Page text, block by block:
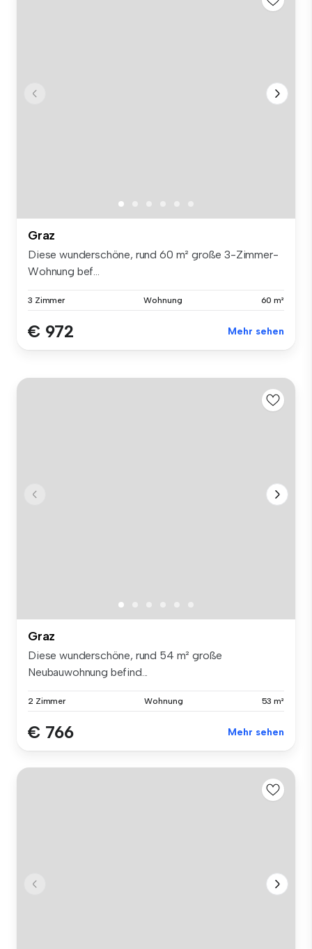
Graz
Diese wunderschöne, rund 60 m² große 3-Zimmer-
Wohnung bef...
3 Zimmer Wohnung 60 m²
€ 972 Mehr sehen
Graz
Diese wunderschöne, rund 54 m² große
Neubauwohnung befind...
2 Zimmer Wohnung 53 m²
€ 766 Mehr sehen